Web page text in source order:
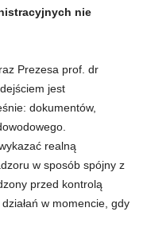
nie
Prezesa prof. dr
jest
dokumentów,
realną
w sposób spójny z
przed kontrolą
w momencie, gdy